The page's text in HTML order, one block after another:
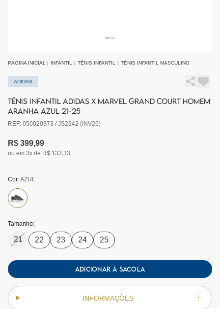
PÁGINA INICIAL | INFANTIL | TÊNIS INFANTIL | TÊNIS INFANTIL MASCULINO
ADIDAS
TÊNIS INFANTIL ADIDAS X MARVEL GRAND COURT HOMEM
ARANHA AZUL 21-25
REF: 050020373 / JS2342 (INV26)
R$ 399,99
ou em 3x de R$ 133,33
Cor:AZUL
Tamanho:
21 22 23 24 25
ADICIONAR À SACOLA
INFORMAÇÕES